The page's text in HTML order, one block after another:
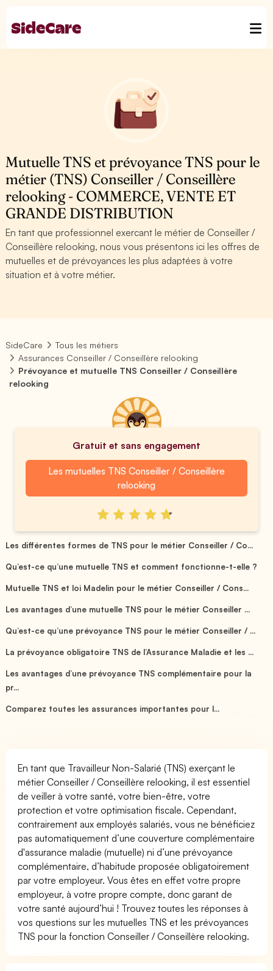
Mutuelle TNS et prévoyance TNS pour le
métier (TNS) Conseiller / Conseillère
relooking - COMMERCE, VENTE ET
GRANDE DISTRIBUTION
En tant que professionnel exercant le métier de Conseiller /
Conseillère relooking, nous vous présentons ici les offres de
mutuelles et de prévoyances les plus adaptées à votre
situation et à votre métier.
SideCare
Tous les métiers
Assurances Conseiller / Conseillère relooking
Prévoyance et mutuelle TNS Conseiller / Conseillère
relooking
Gratuit et sans engagement
Les mutuelles TNS Conseiller / Conseillère
relooking
Les différentes formes de TNS pour le métier Conseiller / Co...
Qu’est-ce qu’une mutuelle TNS et comment fonctionne-t-elle ?
Mutuelle TNS et loi Madelin pour le métier Conseiller / Cons...
Les avantages d’une mutuelle TNS pour le métier Conseiller ...
Qu’est-ce qu’une prévoyance TNS pour le métier Conseiller / ...
La prévoyance obligatoire TNS de l’Assurance Maladie et les ...
Les avantages d’une prévoyance TNS complémentaire pour la
pr...
Comparez toutes les assurances importantes pour l...
En tant que Travailleur Non-Salarié (TNS) exerçant le
métier Conseiller / Conseillère relooking, il est essentiel
de veiller à votre santé, votre bien-être, votre
protection et votre optimisation fiscale. Cependant,
contrairement aux employés salariés, vous ne bénéficiez
pas automatiquement d’une couverture complémentaire
d'assurance maladie (mutuelle) ni d’une prévoyance
complémentaire, d’habitude proposée obligatoirement
par votre employeur. Vous êtes en effet votre propre
employeur, à votre propre compte, donc garant de
votre santé aujourd’hui ! Trouvez toutes les réponses à
vos questions sur les mutuelles TNS et les prévoyances
TNS pour la fonction Conseiller / Conseillère relooking.